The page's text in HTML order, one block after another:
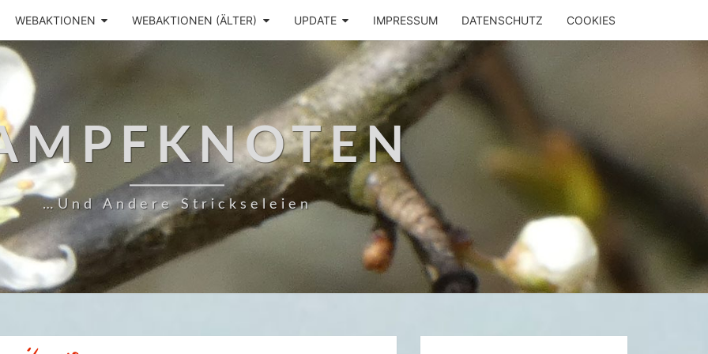
WEBAKTIONEN WEBAKTIONEN (ÄLTER) UPDATE IMPRESSUM DATENSCHUTZ COOKIES
…und Andere Strickseleien